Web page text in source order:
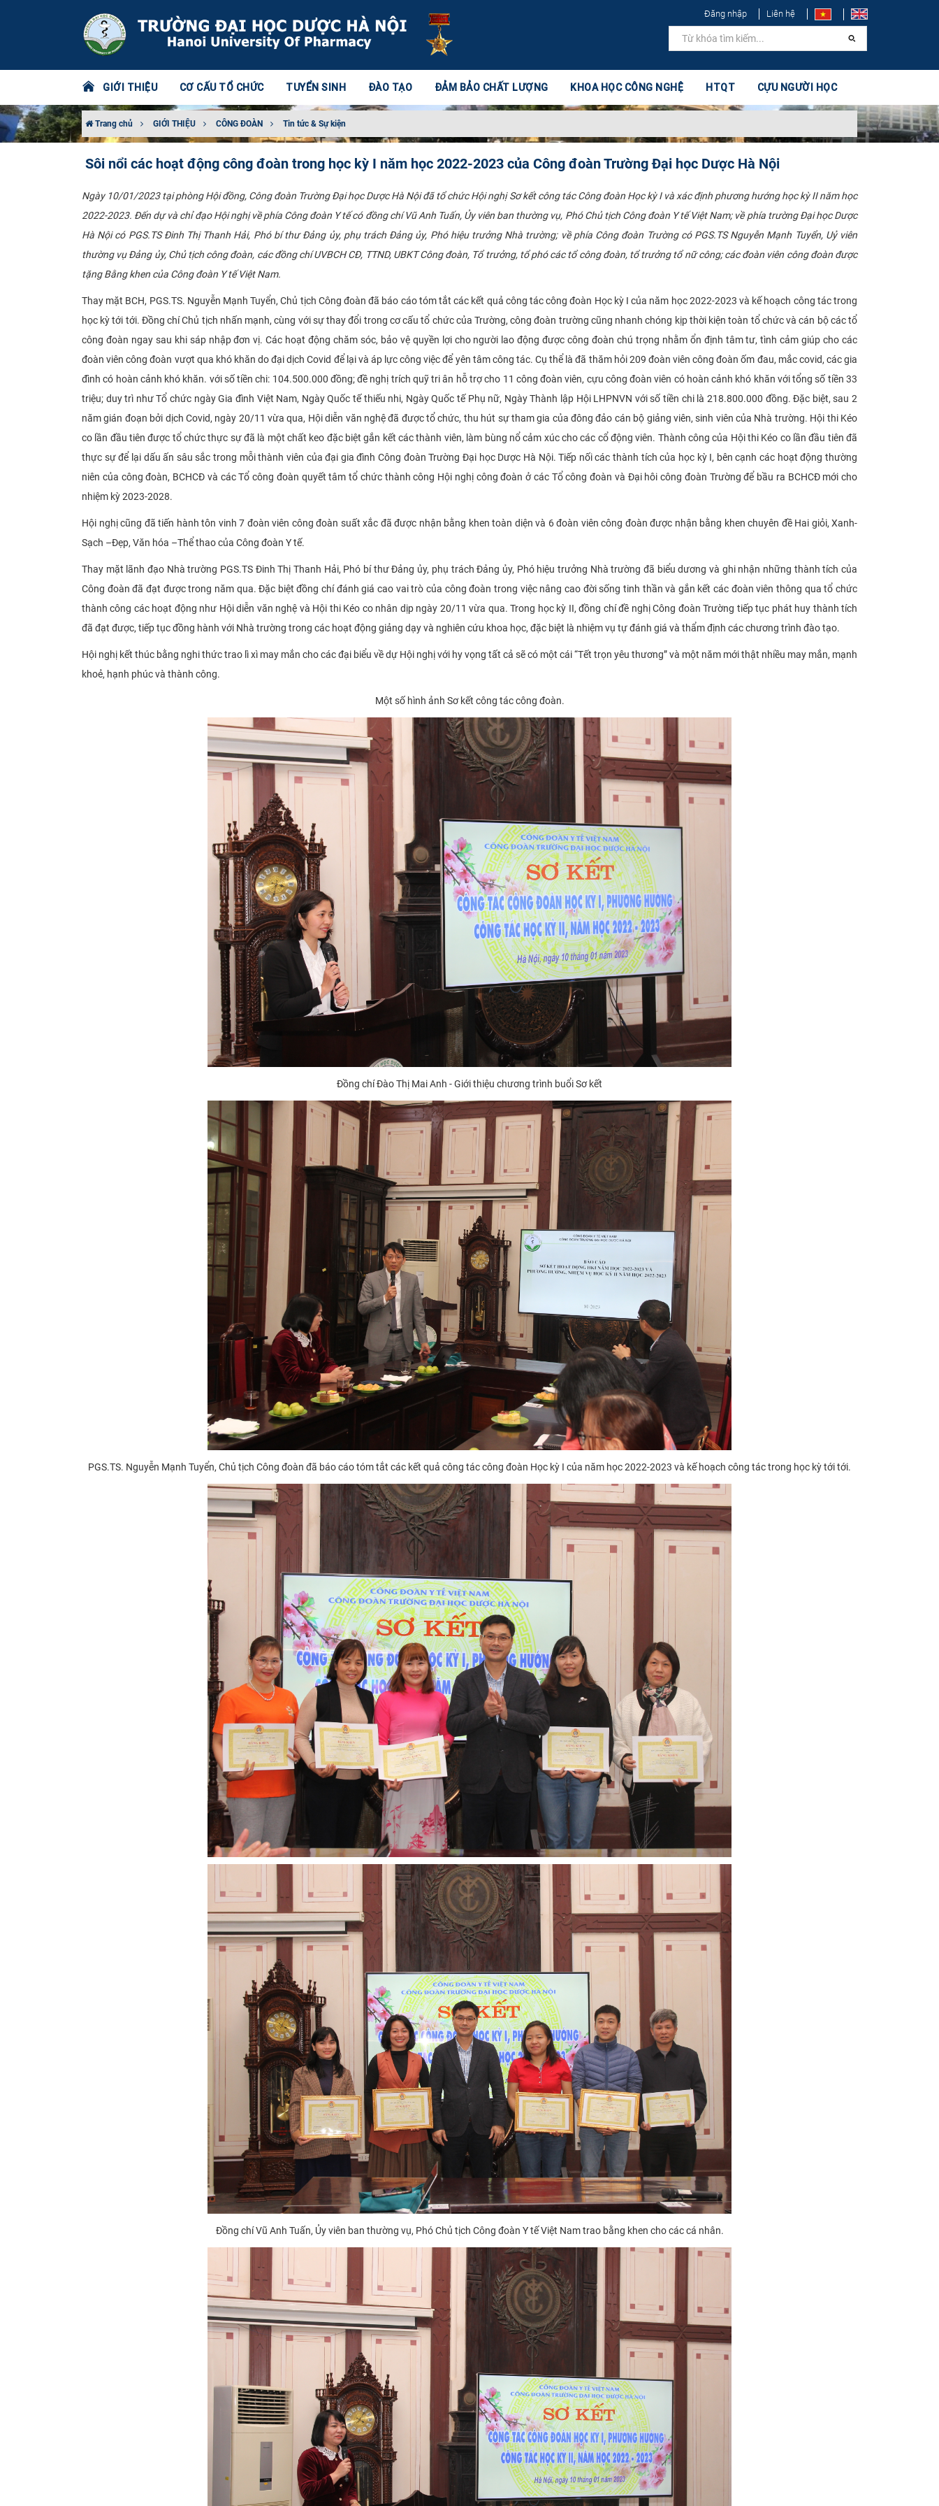
Đăng nhập Liên hệ
GIỚI THIỆU CƠ CẤU TỔ CHỨC TUYỂN SINH ĐÀO TẠO ĐẢM BẢO CHẤT LƯỢNG KHOA HỌC CÔNG NGHỆ HTQT CỰU NGƯỜI HỌC
Trang chủ GIỚI THIỆU CÔNG ĐOÀN Tin tức & Sự kiện
Sôi nổi các hoạt động công đoàn trong học kỳ I năm học 2022-2023 của Công đoàn Trường Đại học Dược Hà Nội
Ngày 10/01/2023 tại phòng Hội đồng, Công đoàn Trường Đại học Dược Hà Nội đã tổ chức Hội nghị Sơ kết công tác Công đoàn Học kỳ I và xác định phương hướng học kỳ II năm học
2022-2023. Đến dự và chỉ đạo Hội nghị về phía Công đoàn Y tế có đồng chí Vũ Anh Tuấn, Ủy viên ban thường vụ, Phó Chủ tịch Công đoàn Y tế Việt Nam; về phía trường Đại học Dược
Hà Nội có PGS.TS Đinh Thị Thanh Hải, Phó bí thư Đảng ủy, phụ trách Đảng ủy, Phó hiệu trưởng Nhà trường; về phía Công đoàn Trường có PGS.TS Nguyễn Mạnh Tuyển, Uỷ viên
thường vụ Đảng ủy, Chủ tịch công đoàn, các đồng chí UVBCH CĐ, TTND, UBKT Công đoàn, Tổ trưởng, tổ phó các tổ công đoàn, tổ trưởng tổ nữ công; các đoàn viên công đoàn được
tặng Bằng khen của Công đoàn Y tế Việt Nam.
Thay mặt BCH, PGS.TS. Nguyễn Mạnh Tuyển, Chủ tịch Công đoàn đã báo cáo tóm tắt các kết quả công tác công đoàn Học kỳ I của năm học 2022-2023 và kế hoạch công tác trong
học kỳ tới tới. Đồng chí Chủ tịch nhấn mạnh, cùng với sự thay đổi trong cơ cấu tổ chức của Trường, công đoàn trường cũng nhanh chóng kịp thời kiện toàn tổ chức và cán bộ các tổ
công đoàn ngay sau khi sáp nhập đơn vị. Các hoạt động chăm sóc, bảo vệ quyền lợi cho người lao động được công đoàn chú trọng nhằm ổn định tâm tư, tình cảm giúp cho các
đoàn viên công đoàn vượt qua khó khăn do đại dịch Covid để lại và áp lực công việc để yên tâm công tác. Cụ thể là đã thăm hỏi 209 đoàn viên công đoàn ốm đau, mắc covid, các gia
đình có hoàn cảnh khó khăn. với số tiền chi: 104.500.000 đồng; đề nghị trích quỹ tri ân hỗ trợ cho 11 công đoàn viên, cựu công đoàn viên có hoàn cảnh khó khăn với tổng số tiền 33
triệu; duy trì như Tổ chức ngày Gia đình Việt Nam, Ngày Quốc tế thiếu nhi, Ngày Quốc tế Phụ nữ, Ngày Thành lập Hội LHPNVN với số tiền chi là 218.800.000 đồng. Đặc biệt, sau 2
năm gián đoạn bởi dịch Covid, ngày 20/11 vừa qua, Hội diễn văn nghệ đã được tổ chức, thu hút sự tham gia của đông đảo cán bộ giảng viên, sinh viên của Nhà trường. Hội thi Kéo
co lần đầu tiên được tổ chức thực sự đã là một chất keo đặc biệt gắn kết các thành viên, làm bùng nổ cảm xúc cho các cổ động viên. Thành công của Hội thi Kéo co lần đầu tiên đã
thực sự để lại dấu ấn sâu sắc trong mỗi thành viên của đại gia đình Công đoàn Trường Đại học Dược Hà Nội. Tiếp nối các thành tích của học kỳ I, bên cạnh các hoạt động thường
niên của công đoàn, BCHCĐ và các Tổ công đoàn quyết tâm tổ chức thành công Hội nghị công đoàn ở các Tổ công đoàn và Đại hôi công đoàn Trường để bầu ra BCHCĐ mới cho
nhiệm kỳ 2023-2028.
Hội nghị cũng đã tiến hành tôn vinh 7 đoàn viên công đoàn suất xắc đã được nhận bằng khen toàn diện và 6 đoàn viên công đoàn được nhận bằng khen chuyên đề Hai giỏi, Xanh-
Sạch –Đẹp, Văn hóa –Thể thao của Công đoàn Y tế.
Thay mặt lãnh đạo Nhà trường PGS.TS Đinh Thị Thanh Hải, Phó bí thư Đảng ủy, phụ trách Đảng ủy, Phó hiệu trưởng Nhà trường đã biểu dương và ghi nhận những thành tích của
Công đoàn đã đạt được trong năm qua. Đặc biệt đồng chí đánh giá cao vai trò của công đoàn trong việc nâng cao đời sống tinh thần và gắn kết các đoàn viên thông qua tổ chức
thành công các hoạt động như Hội diễn văn nghệ và Hội thi Kéo co nhân dịp ngày 20/11 vừa qua. Trong học kỳ II, đồng chí đề nghị Công đoàn Trường tiếp tục phát huy thành tích
đã đạt được, tiếp tục đồng hành với Nhà trường trong các hoạt động giảng dạy và nghiên cứu khoa học, đặc biệt là nhiệm vụ tự đánh giá và thẩm định các chương trình đào tạo.
Hội nghị kết thúc bằng nghi thức trao lì xì may mắn cho các đại biểu về dự Hội nghị với hy vọng tất cả sẽ có một cái “Tết trọn yêu thương” và một năm mới thật nhiều may mắn, mạnh
khoẻ, hạnh phúc và thành công.
Một số hình ảnh Sơ kết công tác công đoàn.
Đồng chí Đào Thị Mai Anh - Giới thiệu chương trình buổi Sơ kết
PGS.TS. Nguyễn Mạnh Tuyển, Chủ tịch Công đoàn đã báo cáo tóm tắt các kết quả công tác công đoàn Học kỳ I của năm học 2022-2023 và kế hoạch công tác trong học kỳ tới tới.
Đồng chí Vũ Anh Tuấn, Ủy viên ban thường vụ, Phó Chủ tịch Công đoàn Y tế Việt Nam trao bằng khen cho các cá nhân.